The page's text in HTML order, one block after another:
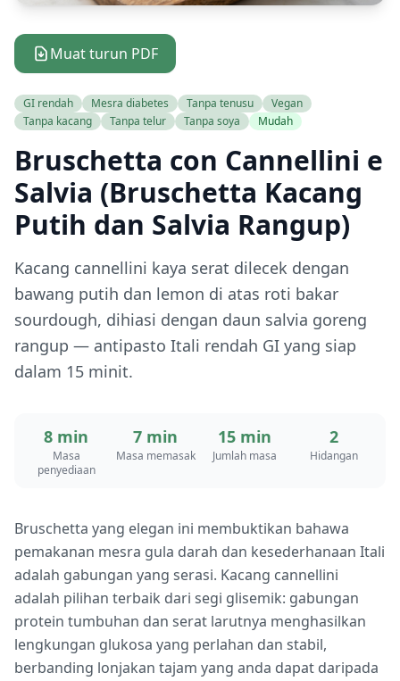
Muat turun PDF
GI rendah Mesra diabetes Tanpa tenusu
Vegan
Tanpa kacang
Tanpa telur Tanpa soya Mudah
Bruschetta con Cannellini e
Salvia (Bruschetta Kacang
Putih dan Salvia Rangup)
Kacang cannellini kaya serat dilecek dengan
bawang putih dan lemon di atas roti bakar
sourdough, dihiasi dengan daun salvia goreng
rangup — antipasto Itali rendah GI yang siap
dalam 15 minit.
8 min
Masa
penyediaan
7 min
Masa memasak
15 min
Jumlah masa
2
Hidangan
Bruschetta yang elegan ini membuktikan bahawa
pemakanan mesra gula darah dan kesederhanaan Itali
adalah gabungan yang serasi. Kacang cannellini
adalah pilihan terbaik dari segi glisemik: gabungan
protein tumbuhan dan serat larutnya menghasilkan
lengkungan glukosa yang perlahan dan stabil,
berbanding lonjakan tajam yang anda dapat daripada